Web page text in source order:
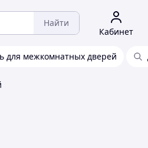
Найти
Кабинет
для межкомнатных дверей